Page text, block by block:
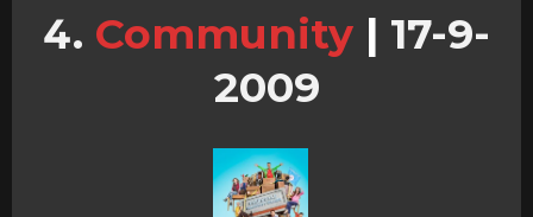
Community | 17-9-
2009